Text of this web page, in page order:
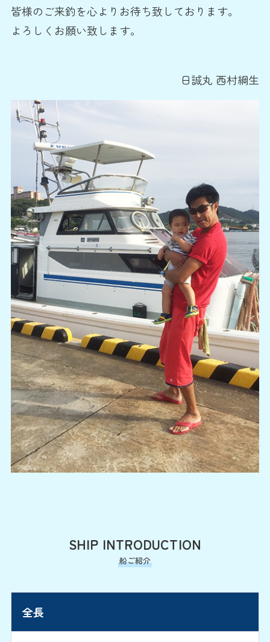
皆様のご来釣を心よりお待ち致しております。
よろしくお願い致します。
日誠丸 西村綱生
SHIP INTRODUCTION
船ご紹介
全長